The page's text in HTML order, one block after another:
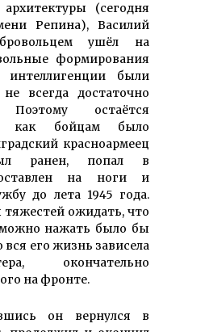
(сегодня
Репина), Василий
ушёл на
формирования
интеллигенции были
всегда достаточно
Поэтому остаётся
как бойцам было
красноармеец
ранен, попал в
на ноги и
до лета 1945 года.
ожидать, что
можно нажать было бы
его жизнь зависела
окончательно
на фронте.
он вернулся в